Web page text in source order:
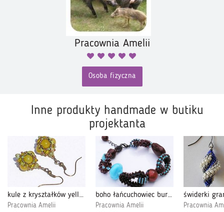
Pracownia Amelii
Osoba fizyczna
Inne produkty handmade w butiku
projektanta
kule z kryształków yellow
Pracownia Amelii
boho łańcuchowiec burgundy-turquoise
Pracownia Amelii Pracownia